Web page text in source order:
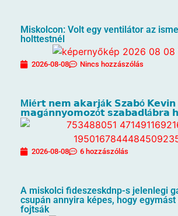
Miskolcon: Volt egy ventilátor az
holttestnél
2026-08-08 Nincs hozzászólás
M𝗶é𝗿𝘁 𝗻𝗲𝗺 𝗮𝗸𝗮𝗿𝗷á𝗸 𝗦𝘇𝗮𝗯ó 𝗞𝗲𝘃𝗶𝗻
𝗺𝗮𝗴á𝗻𝗻𝘆𝗼𝗺𝗼𝘇ó𝘁 𝘀𝘇𝗮𝗯𝗮𝗱𝗹á𝗯𝗿𝗮
2026-08-08 6 hozzászólás
A miskolci fideszeskdnp-s jelenlegi
csupán annyira képes, hogy egymást
fojtsák